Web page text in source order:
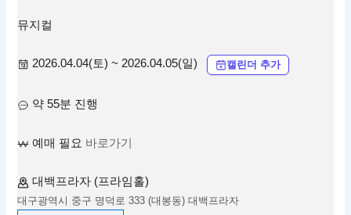
뮤지컬
2026.04.04(토) ~ 2026.04.05(일) 캘린더 추가
약 55분 진행
예매 필요 바로가기
대백프라자 (프라임홀)
대구광역시 중구 명덕로 333 (대봉동) 대백프라자